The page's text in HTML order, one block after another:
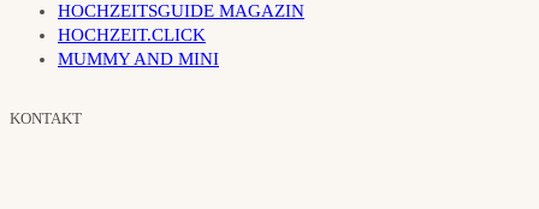
HOCHZEITSGUIDE MAGAZIN
HOCHZEIT.CLICK
MUMMY AND MINI
KONTAKT